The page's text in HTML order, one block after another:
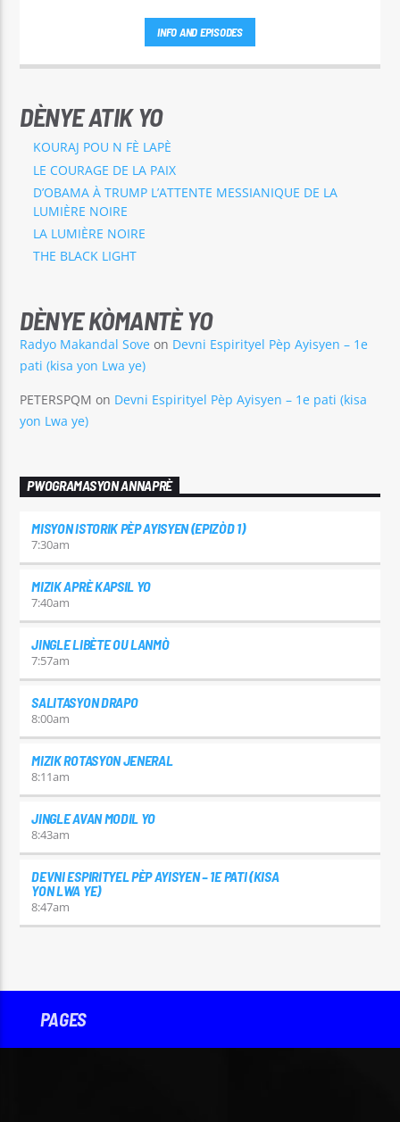
INFO AND EPISODES
DÈNYE ATIK YO
KOURAJ POU N FÈ LAPÈ
LE COURAGE DE LA PAIX
D’OBAMA À TRUMP L’ATTENTE MESSIANIQUE DE LA
LUMIÈRE NOIRE
LA LUMIÈRE NOIRE
THE BLACK LIGHT
DÈNYE KÒMANTÈ YO
Radyo Makandal Sove on Devni Espirityel Pèp Ayisyen – 1e
pati (kisa yon Lwa ye)
PETERSPQM on Devni Espirityel Pèp Ayisyen – 1e pati (kisa
yon Lwa ye)
PWOGRAMASYON ANNAPRÈ
MISYON ISTORIK PÈP AYISYEN (EPIZÒD 1)
7:30am
MIZIK APRÈ KAPSIL YO
7:40am
JINGLE LIBÈTE OU LANMÒ
7:57am
SALITASYON DRAPO
8:00am
MIZIK ROTASYON JENERAL
8:11am
JINGLE AVAN MODIL YO
8:43am
DEVNI ESPIRITYEL PÈP AYISYEN – 1E PATI (KISA
YON LWA YE)
8:47am
PAGES